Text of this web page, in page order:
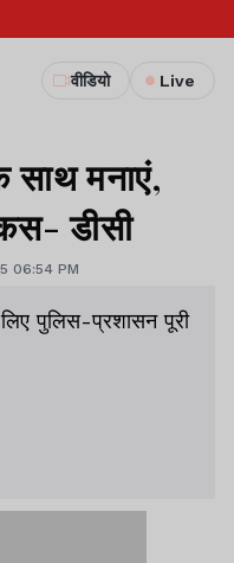
वीडियो Live
साथ मनाएं,
डीसी
06:54 PM
पुलिस-प्रशासन पूरी